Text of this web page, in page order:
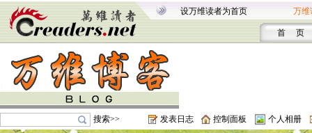
设万维读者为首页 万维
首 页
搜索>> 发表日志 控制面板 个人相册